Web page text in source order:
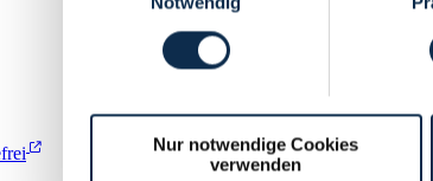
Nur notwendige Cookies
verwenden